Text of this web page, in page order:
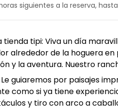
siguientes a la reserva,
tienda tipi: Viva un día
alrededor de la hoguera
y la aventura. Nuestro
guiaremos por paisajes
como si ya tiene
y tiro con arco a